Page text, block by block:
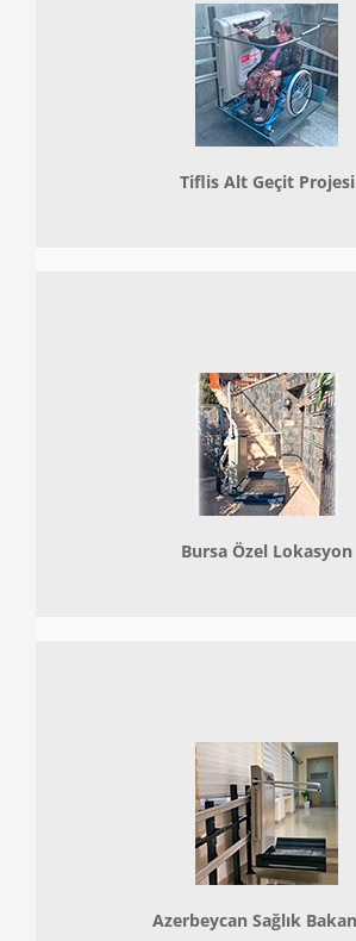
Tiflis Alt Geçit Projesi
Bursa Özel Lokasyon
Azerbeycan Sağlık